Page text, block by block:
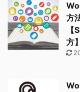
方
方】